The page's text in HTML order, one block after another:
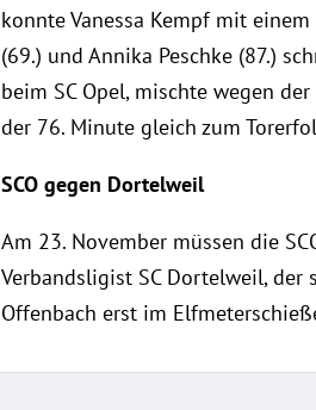
konnte Vanessa Kempf mit
(69.) und Annika Peschke (87.)
beim SC Opel, mischte wegen
der 76. Minute gleich zum
SCO gegen Dortelweil
Am 23. November müssen die
Verbandsligist SC Dortelweil,
Offenbach erst im